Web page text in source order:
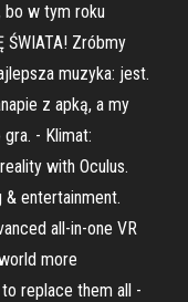
w tym roku
ŚWIATA! Zróbmy
muzyka: jest.
z apką, a my
- Klimat:
with Oculus.
& entertainment.
all-in-one VR
more
replace them all -